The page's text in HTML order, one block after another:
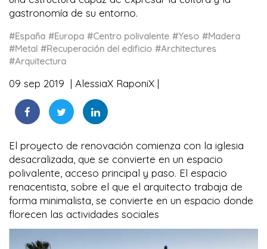
gastronomía de su entorno.
#España #Europa #Centro polivalente #Yeso #Madera
#Metal #Recuperación del edificio #Architectures
#Arquitectura
09 sep 2019 AlessiaX RaponiX
El proyecto de renovación comienza con la iglesia
desacralizada, que se convierte en un espacio
polivalente, acceso principal y paso. El espacio
renacentista, sobre el que el arquitecto trabaja de
forma minimalista, se convierte en un espacio donde
florecen las actividades sociales